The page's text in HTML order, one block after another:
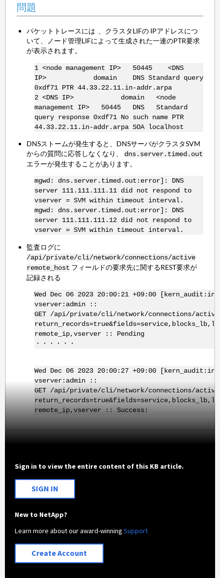
問題
パケットトレースには 、クラスタLIFの IPアドレスにつ
いて、ノード管理LIFによって生成された一連のPTR要求
が表示されます。
1 <node management IP> 50445 <DNS
IP> domain DNS Standard query
0xdf71 PTR 44.33.22.11.in-addr.arpa
2 <DNS IP> domain <node
management IP> 50445 DNS Standard
query response 0xdf71 No such name PTR
44.33.22.11.in-addr.arpa SOA localhost
DNSストームが発生すると、DNSサーバがクラスタSVM
からの質問に応答しなくなり、 dns.server.timed.out
エラーが発生することがあります。
mgwd: dns.server.timed.out:error]: DNS
server 111.111.111.11 did not respond to
vserver = SVM within timeout interval.
mgwd: dns.server.timed.out:error]: DNS
server 111.111.111.12 did not respond to
vserver = SVM within timeout interval.
監査ログに
/api/private/cli/network/connections/active
remote_host フィールドの要求先に関するREST要求が
記録される
Wed Dec 06 2023 20:00:21 +09:00
vserver:admin ::
GET /api/private/cli/network/connections/
remote_ip,vserver :: Pending
・・・・・・
Wed Dec 06 2023 20:00:27 +09:00
vserver:admin ::
GET /api/private/cli/network/connections/
remote_ip,vserver :: Success:
Sign in to view the entire content of this KB article.
SIGN IN
New to NetApp?
Learn more about our award-winningSupport
Create Account